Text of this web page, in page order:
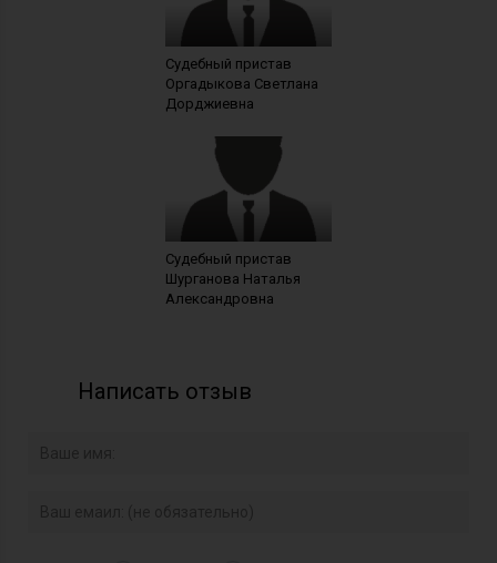
Судебный пристав
Оргадыкова Светлана
Дорджиевна
Судебный пристав
Шурганова Наталья
Александровна
Написать отзыв